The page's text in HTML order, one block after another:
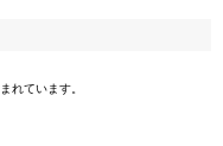
れています。